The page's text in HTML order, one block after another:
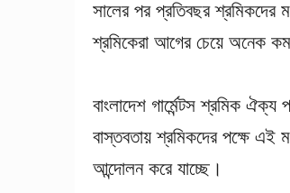
সালের পর প্রতিবছর শ্রমিকদের
শ্রমিকেরা আগের চেয়ে অনেক
বাংলাদেশ গার্মেন্টস শ্রমিক
বাস্তবতায় শ্রমিকদের পক্ষে এই
আন্দোলন করে যাচ্ছে।